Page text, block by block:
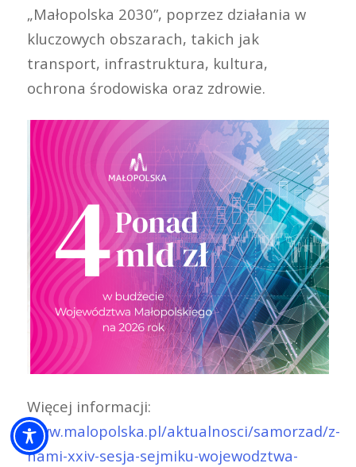
„Małopolska 2030”, poprzez działania w
kluczowych obszarach, takich jak
transport, infrastruktura, kultura,
ochrona środowiska oraz zdrowie.
Więcej informacji:
www.malopolska.pl/aktualnosci/samorzad/z-
nami-xxiv-sesja-sejmiku-wojewodztwa-